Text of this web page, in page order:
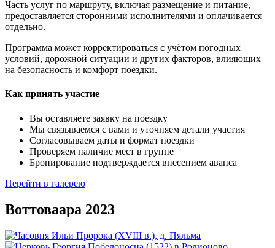
Часть услуг по маршруту, включая размещение и питание,
предоставляется сторонними исполнителями и оплачивается
отдельно.
Программа может корректироваться с учётом погодных
условий, дорожной ситуации и других факторов, влияющих
на безопасность и комфорт поездки.
Как принять участие
Вы оставляете заявку на поездку
Мы связываемся с вами и уточняем детали участия
Согласовываем даты и формат поездки
Проверяем наличие мест в группе
Бронирование подтверждается внесением аванса
Перейти в галерею
Воттоваара 2023